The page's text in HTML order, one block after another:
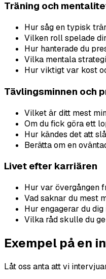
Träning och
Hur såg en typisk
Vilken roll spelade
Hur hanterade du
Vilka mentala
Hur viktigt var kost
Tävlingsminnen och
Vilket är ditt mest
Om du fick göra ett
Hur kändes det att
Berätta om en
Livet efter karriären
Hur var övergången
Vad saknar du mest
Hur engagerar du
Vilka råd skulle du
Exempel på en
Låt oss anta att vi